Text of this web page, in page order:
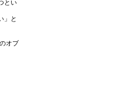
とい
」と
オブ